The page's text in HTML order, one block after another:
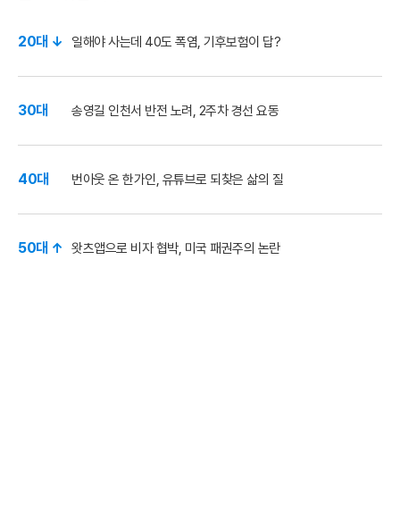
20대 ↓ 일해야 사는데 40도 폭염, 기후보험이 답?
30대 송영길 인천서 반전 노려, 2주차 경선 요동
40대 번아웃 온 한가인, 유튜브로 되찾은 삶의 질
50대 ↑ 왓츠앱으로 비자 협박, 미국 패권주의 논란